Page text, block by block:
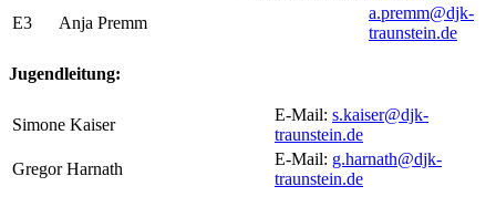
E3
Anja Premm
a.premm@djk-
traunstein.de
Jugendleitung:
Simone Kaiser
E-Mail: s.kaiser@djk-
traunstein.de
Gregor Harnath
E-Mail: g.harnath@djk-
traunstein.de